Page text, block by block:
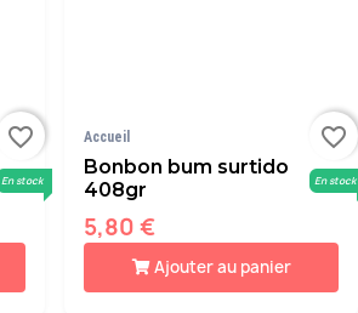
En stock
favorite_border Accueil
Bonbon bum surtido
408gr
5,80 €
En stock
Ajouter au panier
favorite_border